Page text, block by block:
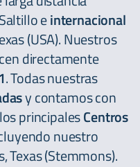
einternacional
(USA). Nuestros
directamente
. Todas nuestras
y contamos con
principalesCentros
nuestro
Texas (Stemmons).